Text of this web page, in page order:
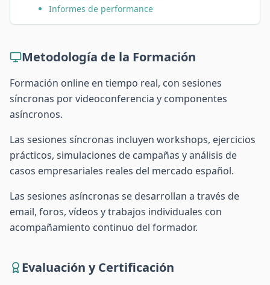
Informes de performance
Metodología de la Formación
Formación online en tiempo real, con sesiones
síncronas por videoconferencia y componentes
asíncronos.
Las sesiones síncronas incluyen workshops, ejercicios
prácticos, simulaciones de campañas y análisis de
casos empresariales reales del mercado español.
Las sesiones asíncronas se desarrollan a través de
email, foros, vídeos y trabajos individuales con
acompañamiento continuo del formador.
Evaluación y Certificación